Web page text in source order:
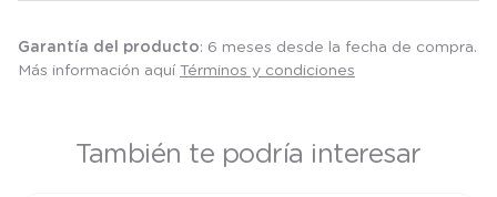
Garantía del producto: 6 meses desde la fecha de compra.
Más información aquí Términos y condiciones
También te podría interesar